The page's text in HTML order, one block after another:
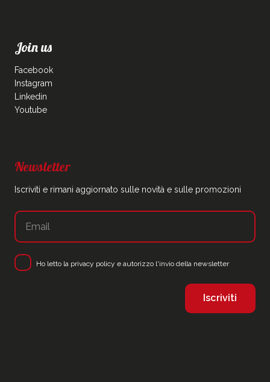
Join us
Facebook
Instagram
Linkedin
Youtube
Newsletter
Iscriviti e rimani aggiornato sulle novità e sulle promozioni
Ho letto la privacy policy e autorizzo l'invio della newsletter